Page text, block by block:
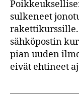
sulkeneet
rakettikurssille.
sähköpostin
pian uuden
eivät ehtineet